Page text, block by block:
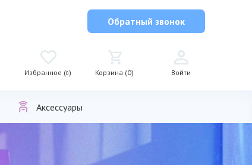
Обратный звонок
Избранное (0) Корзина (0) Войти
Аксессуары